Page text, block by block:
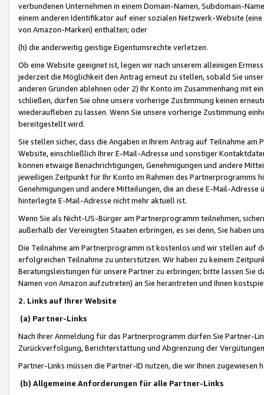
verbundenen Unternehmen in einem Domain-Namen, Subdomain-
einem anderen Identifikator auf einer sozialen Netzwerk-Website
von Amazon-Marken) enthalten; oder
(h) die anderweitig geistige Eigentumsrechte verletzen.
Ob eine Website geeignet ist, legen wir nach unserem alleinigen
jederzeit die Möglichkeit den Antrag erneut zu stellen, sobald Sie
anderen Gründen ablehnen oder 2) Ihr Konto im Zusammenhang mit
schließen, dürfen Sie ohne unsere vorherige Zustimmung keinen
wiederaufleben zu lassen. Wenn Sie unsere vorherige Zustimmung
bereitgestellt wird.
Sie stellen sicher, dass die Angaben in Ihrem Antrag auf Teilnahme
Website, einschließlich Ihrer E-Mail-Adresse und sonstiger
können etwaige Benachrichtigungen, Genehmigungen und andere
jeweiligen Zeitpunkt für Ihr Konto im Rahmen des Partnerprogramms
Genehmigungen und andere Mitteilungen, die an diese E-Mail-
hinterlegte E-Mail-Adresse nicht mehr aktuell ist.
Wenn Sie als Nicht-US-Bürger am Partnerprogramm teilnehmen,
außerhalb der Vereinigten Staaten erbringen, es sei denn, Sie haben
Die Teilnahme am Partnerprogramm ist kostenlos und wir stellen auf
erfolgreichen Teilnahme zu unterstützen. Wir haben zu keinem
Beratungsleistungen für unsere Partner zu erbringen; bitte lassen Sie
Namen von Amazon aufzutreten) an Sie herantreten und Ihnen
2. Links auf Ihrer Website
(a) Partner-Links
Nach Ihrer Anmeldung für das Partnerprogramm dürfen Sie Partner-
Zurückverfolgung, Berichterstattung und Abgrenzung der
Partner-Links müssen die Partner-ID nutzen, die wir Ihnen zugewiesen
(b) Allgemeine Anforderungen für alle Partner-Links